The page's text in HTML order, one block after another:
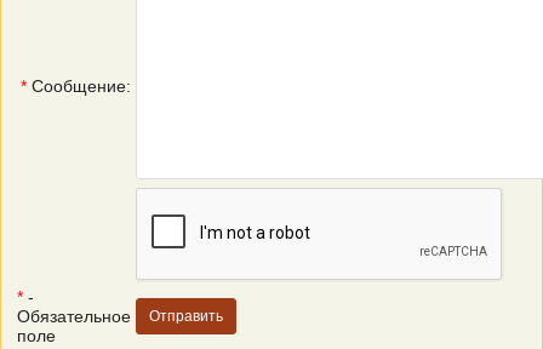
* Сообщение:
* -
Обязательное
поле